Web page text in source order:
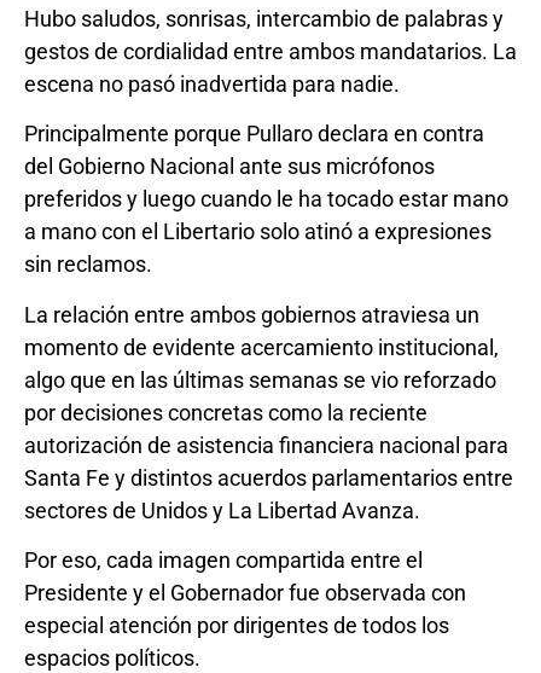
Hubo saludos, sonrisas, intercambio de palabras y
gestos de cordialidad entre ambos mandatarios. La
escena no pasó inadvertida para nadie.
Principalmente porque Pullaro declara en contra
del Gobierno Nacional ante sus micrófonos
preferidos y luego cuando le ha tocado estar mano
a mano con el Libertario solo atinó a expresiones
sin reclamos.
La relación entre ambos gobiernos atraviesa un
momento de evidente acercamiento institucional,
algo que en las últimas semanas se vio reforzado
por decisiones concretas como la reciente
autorización de asistencia financiera nacional para
Santa Fe y distintos acuerdos parlamentarios entre
sectores de Unidos y La Libertad Avanza.
Por eso, cada imagen compartida entre el
Presidente y el Gobernador fue observada con
especial atención por dirigentes de todos los
espacios políticos.